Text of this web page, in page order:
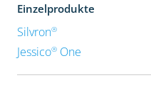
Einzelprodukte
Silvron®
Jessico®One